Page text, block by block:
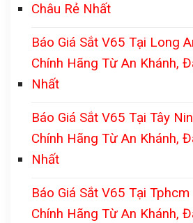
Châu Rẻ Nhất
Báo Giá Sắt V65 Tại Long
Chính Hãng Từ An Khánh,
Nhất
Báo Giá Sắt V65 Tại Tây
Chính Hãng Từ An Khánh,
Nhất
Báo Giá Sắt V65 Tại
Chính Hãng Từ An Khánh,